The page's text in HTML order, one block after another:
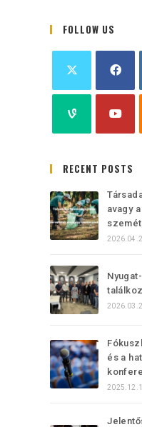
FOLLOW US
RECENT POSTS
avagy
és a